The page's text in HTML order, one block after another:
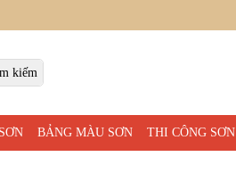
BẢNG MÀU SƠN THI CÔNG SƠN